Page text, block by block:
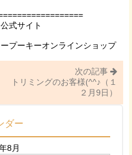
式サイト
プーキーオンラインショップ
次の記事
トリミングのお客様(^^♪（１
２月9日）
ダー
8月